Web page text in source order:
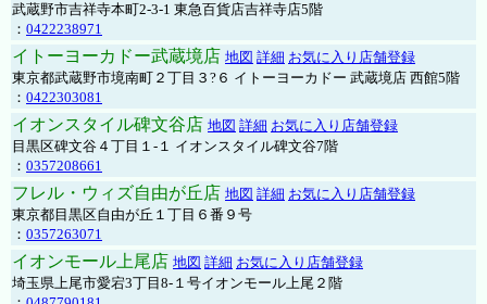
武蔵野市吉祥寺本町2-3-1 東急百貨店吉祥寺店5階
： 0422238971
イトーヨーカドー武蔵境店 地図 詳細 お気に入り店舗登録
東京都武蔵野市境南町２丁目３?６ イトーヨーカドー 武蔵境店 西館5階
： 0422303081
イオンスタイル碑文谷店 地図 詳細 お気に入り店舗登録
目黒区碑文谷４丁目１-１ イオンスタイル碑文谷7階
： 0357208661
フレル・ウィズ自由が丘店 地図 詳細 お気に入り店舗登録
東京都目黒区自由が丘１丁目６番９号
： 0357263071
イオンモール上尾店 地図 詳細 お気に入り店舗登録
埼玉県上尾市愛宕3丁目8-１号イオンモール上尾２階